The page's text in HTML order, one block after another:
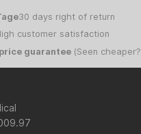
30 days right of return
customer satisfaction
guarantee(Seen cheaper?